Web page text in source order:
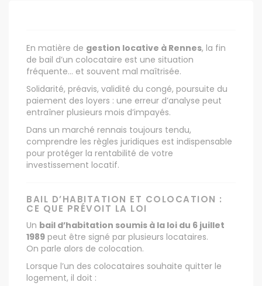
En matière de gestion locative à Rennes, la fin
de bail d’un colocataire est une situation
fréquente… et souvent mal maîtrisée.
Solidarité, préavis, validité du congé, poursuite du
paiement des loyers : une erreur d’analyse peut
entraîner plusieurs mois d’impayés.
Dans un marché rennais toujours tendu,
comprendre les règles juridiques est indispensable
pour protéger la rentabilité de votre
investissement locatif.
BAIL D’HABITATION ET COLOCATION :
CE QUE PRÉVOIT LA LOI
Un bail d’habitation soumis à la loi du 6 juillet
1989 peut être signé par plusieurs locataires.
On parle alors de colocation.
Lorsque l’un des colocataires souhaite quitter le
logement, il doit :